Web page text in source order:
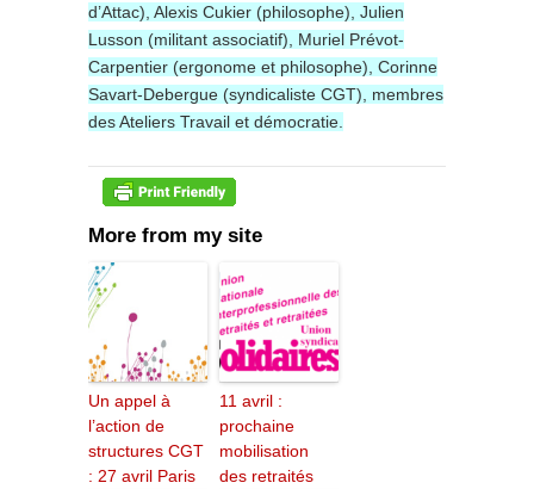
d’Attac), Alexis Cukier (philosophe), Julien
Lusson (militant associatif), Muriel Prévot-
Carpentier (ergonome et philosophe), Corinne
Savart-Debergue (syndicaliste CGT), membres
des Ateliers Travail et démocratie.
More from my site
Un appel à
l’action de
structures CGT
: 27 avril Paris
11 avril :
prochaine
mobilisation
des retraités